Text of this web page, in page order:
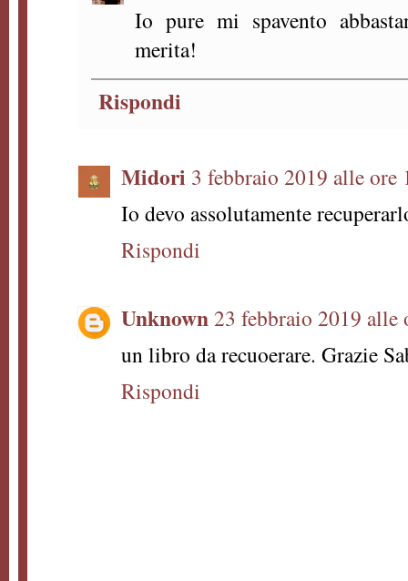
Io pure mi spavento
merita!
Rispondi
Midori 3 febbraio 2019 alle ore
Io devo assolutamente
Rispondi
Unknown23 febbraio 2019 alle
un libro da recuoerare. Grazie
Rispondi